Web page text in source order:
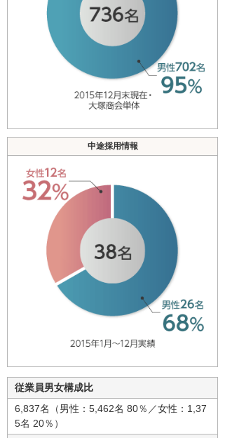
中途採用情報
従業員男女構成比
6,837名（男性：5,462名 80％／女性：1,37
5名 20％）